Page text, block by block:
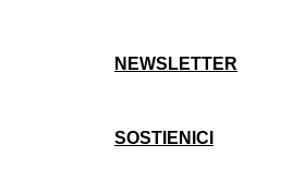
NEWSLETTER
SOSTIENICI